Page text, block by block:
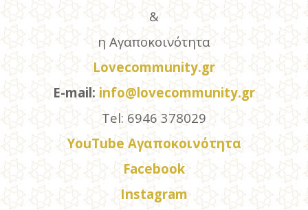
&
η Αγαποκοινότητα
Lovecommunity.gr
E-mail: info@lovecommunity.gr
Tel: 6946 378029
YouTube Αγαποκοινότητα
Facebook
Instagram